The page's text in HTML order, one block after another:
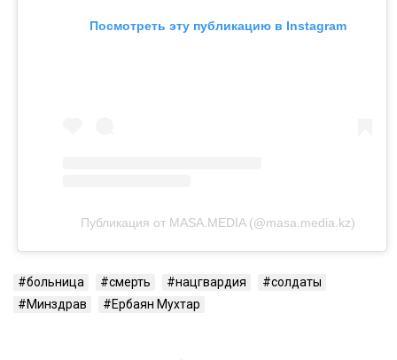
Посмотреть эту публикацию в Instagram
Публикация от MASA.MEDIA (@masa.media.kz)
больница смерть нацгвардия
солдаты
Минздрав
Ербаян Мухтар